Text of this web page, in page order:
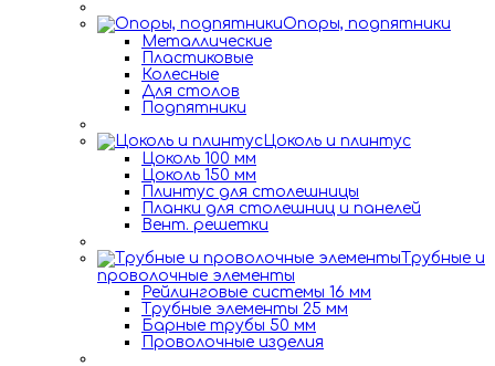
Опоры, подпятники
Металлические
Пластиковые
Колесные
Для столов
Подпятники
Цоколь и плинтус
Цоколь 100 мм
Цоколь 150 мм
Плинтус для столешницы
Планки для столешниц и панелей
Вент. решетки
Трубные и
проволочные элементы
Рейлинговые системы 16 мм
Трубные элементы 25 мм
Барные трубы 50 мм
Проволочные изделия